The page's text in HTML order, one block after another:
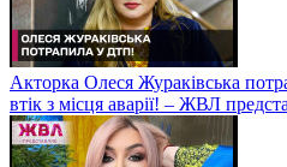
Акторка Олеся Жураківська
втік з місця аварії! – ЖВЛ